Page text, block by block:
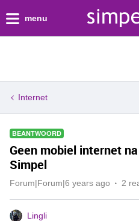
menu
Internet
BEANTWOORD
Geen mobiel internet
Simpel
Forum|Forum|6 years ago 2
Lingli